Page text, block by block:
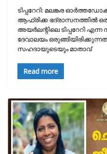
ടിപ്പറേറി: മലങ്കര
ആഫ്രിക്ക ഭദ്രാസനത്തിൽ
അയർലന്റിലെ ടിപ്പറേറി
ദേവാലയം
സഹദായുടെയും മാതാവ്
Read more